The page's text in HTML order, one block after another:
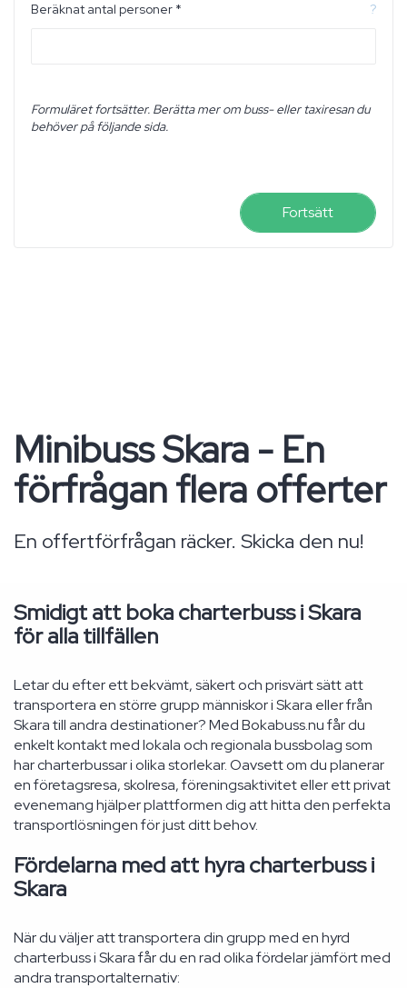
Beräknat antal personer * ?
Formuläret fortsätter. Berätta mer om buss- eller taxiresan du
behöver på följande sida.
Fortsätt
Minibuss Skara - En
förfrågan flera offerter
En offertförfrågan räcker. Skicka den nu!
Smidigt att boka charterbuss i Skara
för alla tillfällen
Letar du efter ett bekvämt, säkert och prisvärt sätt att
transportera en större grupp människor i Skara eller från
Skara till andra destinationer? Med Bokabuss.nu får du
enkelt kontakt med lokala och regionala bussbolag som
har charterbussar i olika storlekar. Oavsett om du planerar
en företagsresa, skolresa, föreningsaktivitet eller ett privat
evenemang hjälper plattformen dig att hitta den perfekta
transportlösningen för just ditt behov.
Fördelarna med att hyra charterbuss i
Skara
När du väljer att transportera din grupp med en hyrd
charterbuss i Skara får du en rad olika fördelar jämfört med
andra transportalternativ: